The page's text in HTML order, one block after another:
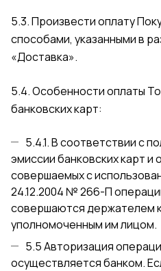
5.3. Произвести оплату
способами, указанными в
«Доставка».
5.4. Особенности оплаты
банковских карт:
5.4.1. В соответствии с
эмиссии банковских карт и
совершаемых с
24.12.2004 № 266-П
совершаются держателем
уполномоченным им лицом.
5.5 Авторизация
осуществляется банком.